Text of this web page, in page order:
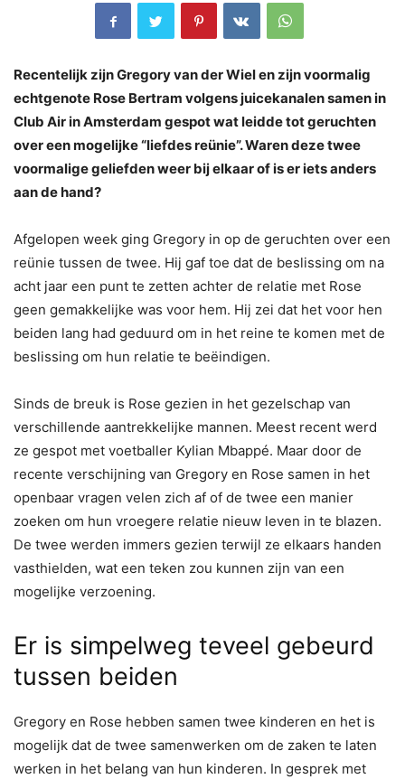
Recentelijk zijn Gregory van der Wiel en zijn voormalig
echtgenote Rose Bertram volgens juicekanalen samen in
Club Air in Amsterdam gespot wat leidde tot geruchten
over een mogelijke “liefdes reünie”. Waren deze twee
voormalige geliefden weer bij elkaar of is er iets anders
aan de hand?
Afgelopen week ging Gregory in op de geruchten over een
reünie tussen de twee. Hij gaf toe dat de beslissing om na
acht jaar een punt te zetten achter de relatie met Rose
geen gemakkelijke was voor hem. Hij zei dat het voor hen
beiden lang had geduurd om in het reine te komen met de
beslissing om hun relatie te beëindigen.
Sinds de breuk is Rose gezien in het gezelschap van
verschillende aantrekkelijke mannen. Meest recent werd
ze gespot met voetballer Kylian Mbappé. Maar door de
recente verschijning van Gregory en Rose samen in het
openbaar vragen velen zich af of de twee een manier
zoeken om hun vroegere relatie nieuw leven in te blazen.
De twee werden immers gezien terwijl ze elkaars handen
vasthielden, wat een teken zou kunnen zijn van een
mogelijke verzoening.
Er is simpelweg teveel gebeurd
tussen beiden
Gregory en Rose hebben samen twee kinderen en het is
mogelijk dat de twee samenwerken om de zaken te laten
werken in het belang van hun kinderen. In gesprek met